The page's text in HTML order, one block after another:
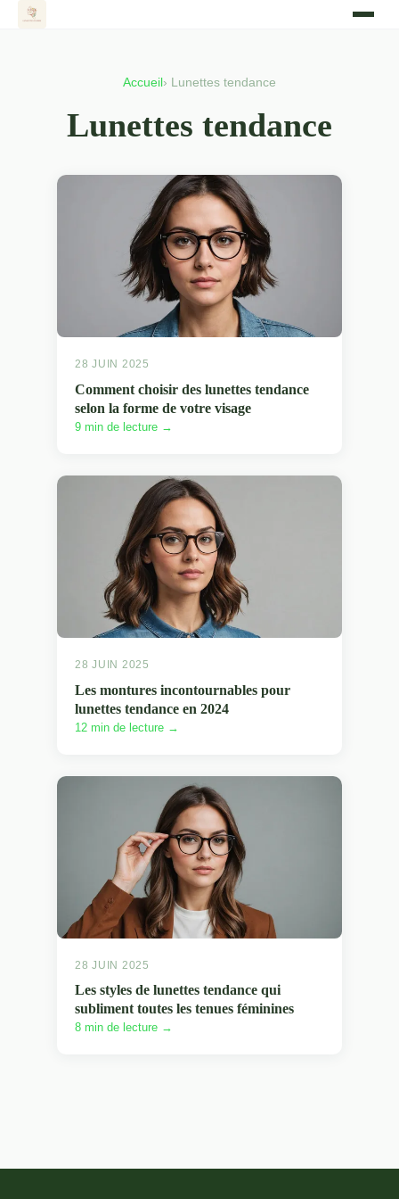
Accueil › Lunettes tendance
Lunettes tendance
28 JUIN 2025
Comment choisir des lunettes tendance
selon la forme de votre visage
9 min de lecture →
28 JUIN 2025
Les montures incontournables pour
lunettes tendance en 2024
12 min de lecture →
28 JUIN 2025
Les styles de lunettes tendance qui
subliment toutes les tenues féminines
8 min de lecture →